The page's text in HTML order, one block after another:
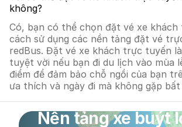
không?
Có, bạn có thể chọn đặt vé xe khách
cách sử dụng các nền tảng đặt vé
redBus. Đặt vé xe khách trực tuyến
tuyệt vời nếu bạn đi du lịch vào mùa
điểm để đảm bảo chỗ ngồi của bạn
ưa thích và ngày đi mà không gặp
Nền tảng xe buýt